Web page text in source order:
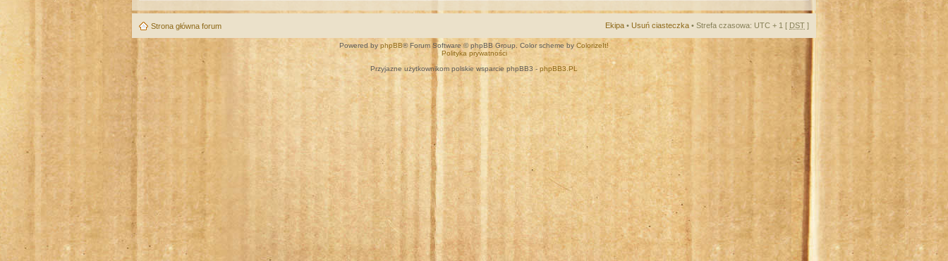
Strona główna forum Ekipa • Usuń ciasteczka • Strefa czasowa: UTC + 1 [ DST ]
Powered by phpBB® Forum Software © phpBB Group. Color scheme by ColorizeIt!
Polityka prywatności
Przyjazne użytkownikom polskie wsparcie phpBB3 - phpBB3.PL